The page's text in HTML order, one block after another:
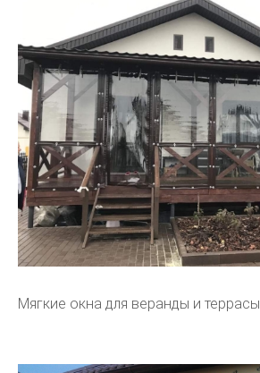
Мягкие окна для веранды и террасы